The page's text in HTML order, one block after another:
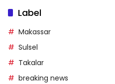
Label
Makassar
Sulsel
Takalar
breaking news